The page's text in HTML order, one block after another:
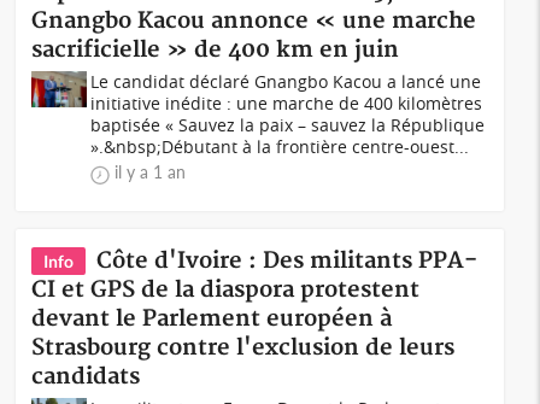
Gnangbo Kacou annonce « une marche
sacrificielle » de 400 km en juin
Le candidat déclaré Gnangbo Kacou a lancé une
initiative inédite : une marche de 400 kilomètres
baptisée « Sauvez la paix – sauvez la République
».&nbsp;Débutant à la frontière centre-ouest...
il y a 1 an
Info
Côte d'Ivoire : Des militants PPA-
CI et GPS de la diaspora protestent
devant le Parlement européen à
Strasbourg contre l'exclusion de leurs
candidats